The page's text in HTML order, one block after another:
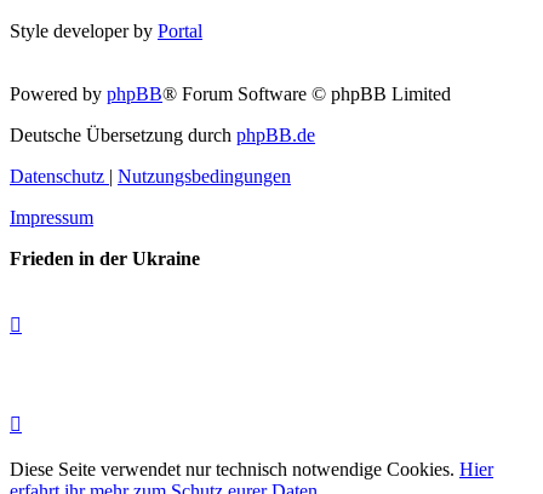
Style developer by Portal
Powered by phpBB® Forum Software © phpBB Limited
Deutsche Übersetzung durch phpBB.de
Datenschutz | Nutzungsbedingungen
Impressum
Frieden in der Ukraine
Diese Seite verwendet nur technisch notwendige Cookies. Hier